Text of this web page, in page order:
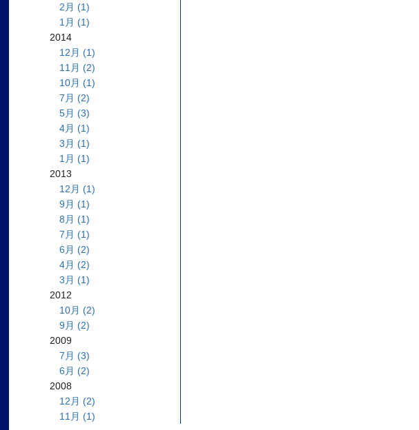
2月 (1)
1月 (1)
2014
12月 (1)
11月 (2)
10月 (1)
7月 (2)
5月 (3)
4月 (1)
3月 (1)
1月 (1)
2013
12月 (1)
9月 (1)
8月 (1)
7月 (1)
6月 (2)
4月 (2)
3月 (1)
2012
10月 (2)
9月 (2)
2009
7月 (3)
6月 (2)
2008
12月 (2)
11月 (1)